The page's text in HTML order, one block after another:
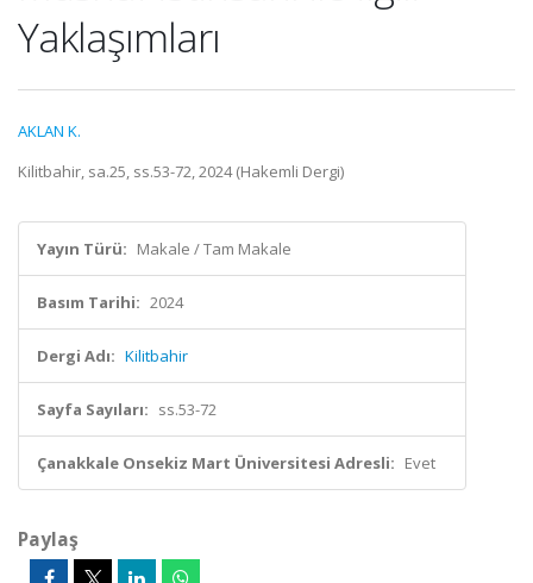
Yaklaşımları
AKLAN K.
Kilitbahir, sa.25, ss.53-72, 2024 (Hakemli Dergi)
Yayın Türü: Makale / Tam Makale
Basım Tarihi: 2024
Dergi Adı: Kilitbahir
Sayfa Sayıları: ss.53-72
Çanakkale Onsekiz Mart Üniversitesi Adresli: Evet
Paylaş